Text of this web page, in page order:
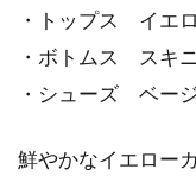
・トップス イエ
・ボトムス スキ
・シューズ ベー
鮮やかなイエロー